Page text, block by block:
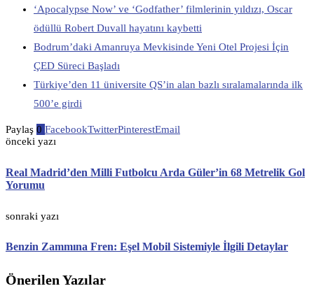
‘Apocalypse Now’ ve ‘Godfather’ filmlerinin yıldızı, Oscar
ödüllü Robert Duvall hayatını kaybetti
Bodrum’daki Amanruya Mevkisinde Yeni Otel Projesi İçin
ÇED Süreci Başladı
Türkiye’den 11 üniversite QS’in alan bazlı sıralamalarında ilk
500’e girdi
Paylaş 0 FacebookTwitterPinterestEmail
önceki yazı
Real Madrid’den Milli Futbolcu Arda Güler’in 68 Metrelik Gol
Yorumu
sonraki yazı
Benzin Zammına Fren: Eşel Mobil Sistemiyle İlgili Detaylar
Önerilen Yazılar